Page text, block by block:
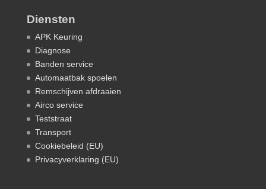
Diensten
APK Keuring
Diagnose
Banden service
Automaatbak spoelen
Remschijven afdraaien
Airco service
Teststraat
Transport
Cookiebeleid (EU)
Privacyverklaring (EU)